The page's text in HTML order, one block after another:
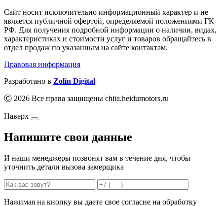
Сайт носит исключительно информационный характер и не
является публичной офертой, определяемой положениями ГК
РФ. Для получения подробной информации о наличии, видах,
характеристиках и стоимости услуг и товаров обращайтесь в
отдел продаж по указанным на сайте контактам.
Правовая информация
Разработано в Zolin Digital
Ⓒ 2026 Все права защищены chita.heidumotors.ru
Наверх
Напишите свои данные
И наши менеджеры позвонят вам в течение дня, чтобы
уточнить детали вызова замерщика
Нажимая на кнопку вы даете свое согласие на обработку